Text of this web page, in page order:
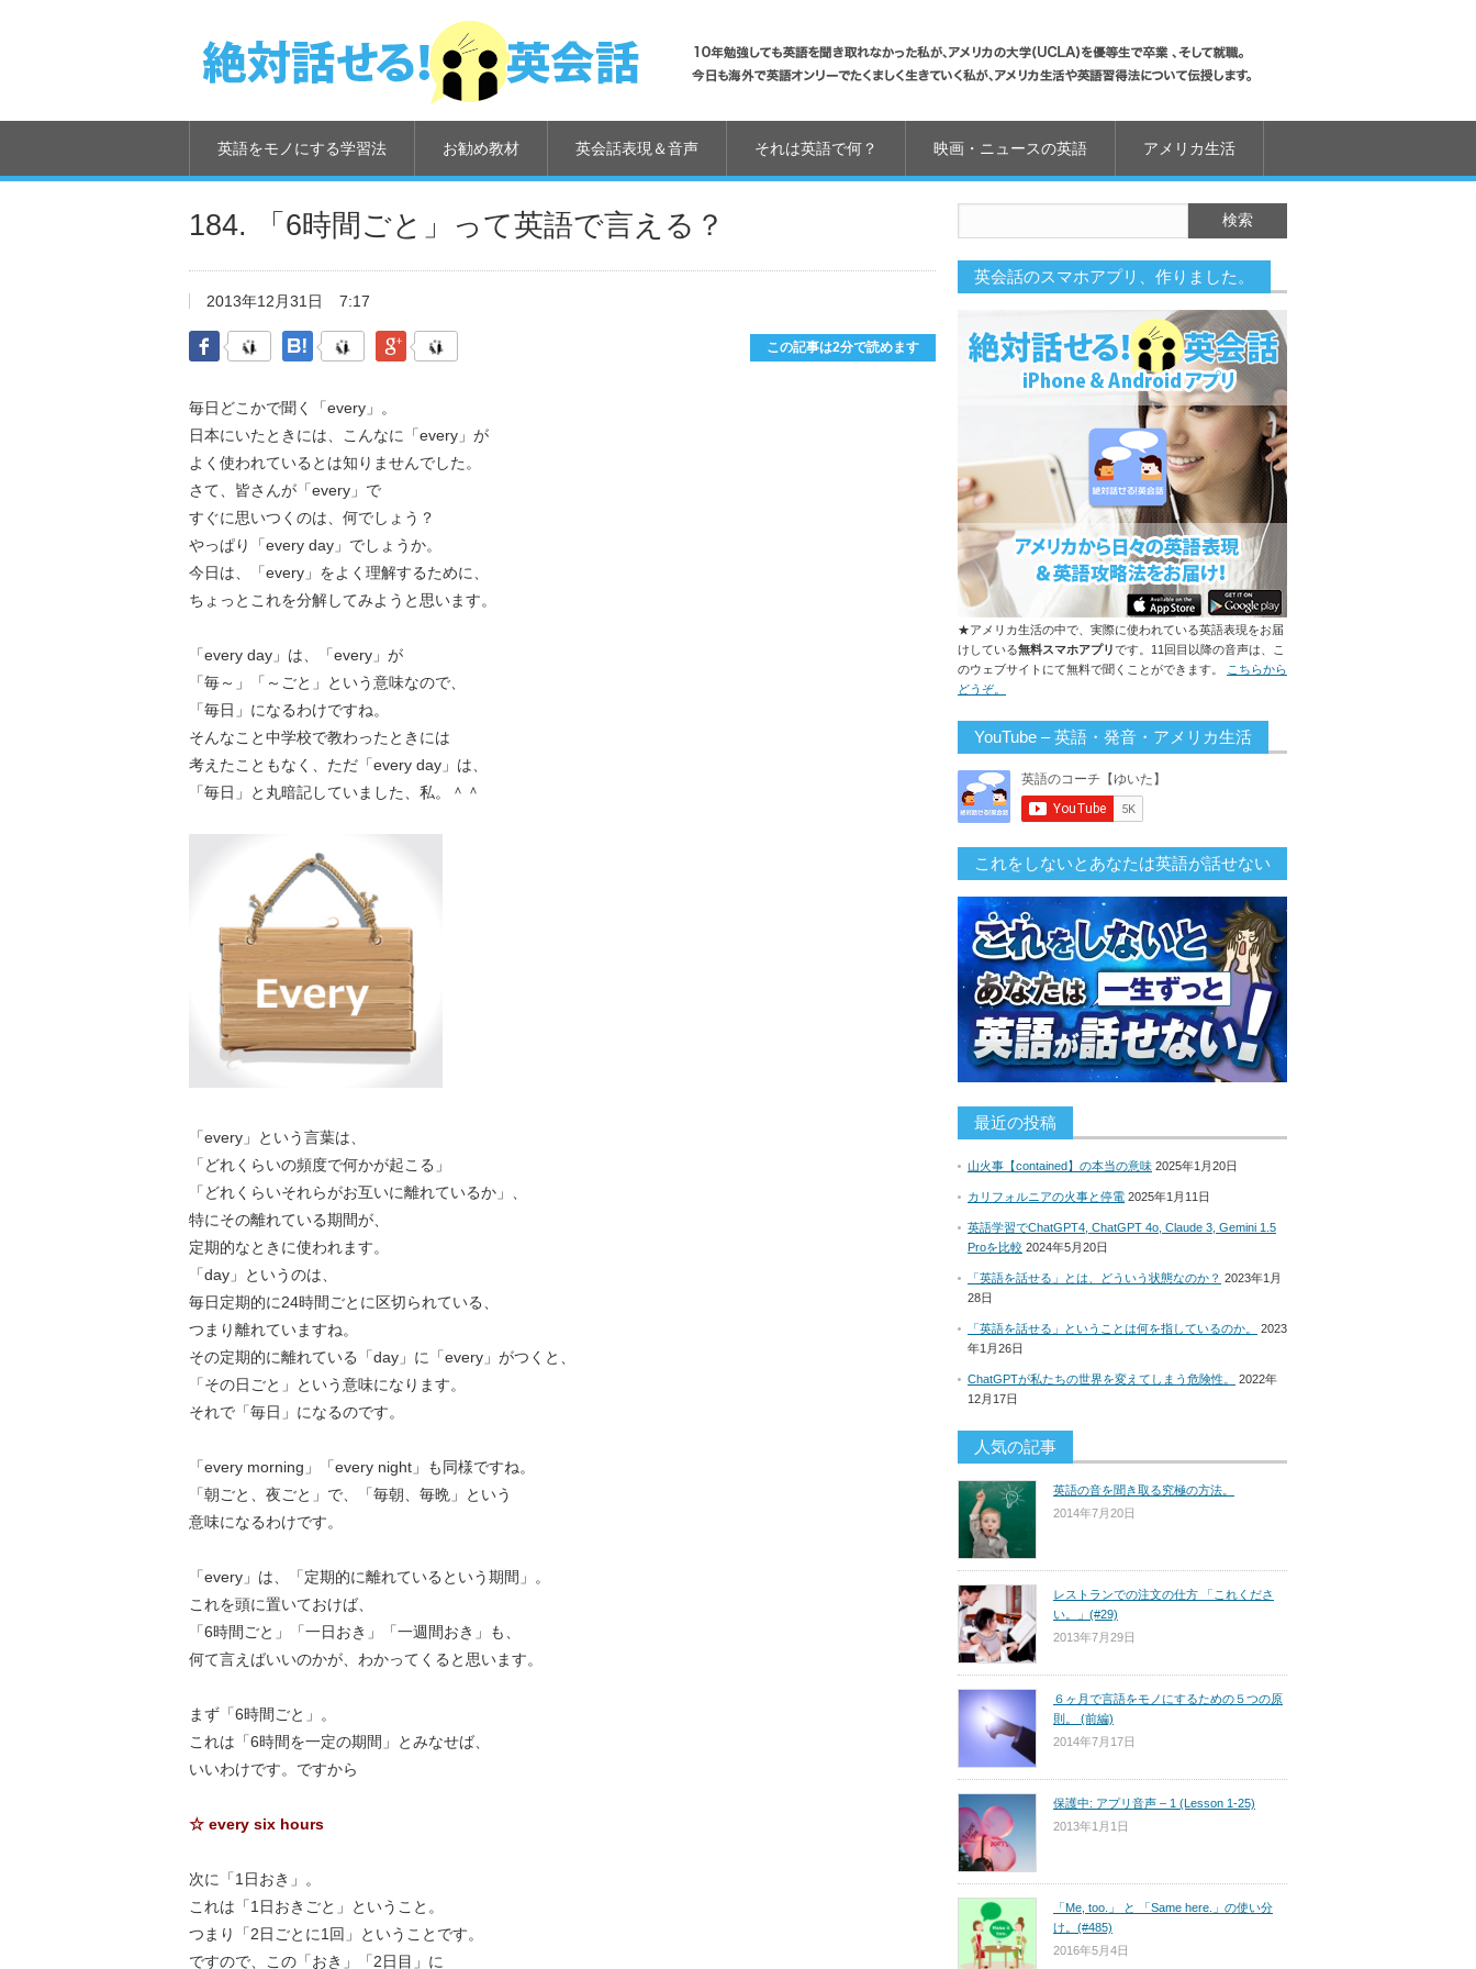
英語をモノにする学習法 お勧め教材 英会話表現＆音声 それは英語で何？ 映画・ニュースの英語 アメリカ生活
184. 「6時間ごと」って英語で言える？
2013年12月31日 7:17
Facebook はてなブックマークGoogle Plus この記事は2分で読めます
毎日どこかで聞く「every」。
日本にいたときには、こんなに「every」が
よく使われているとは知りませんでした。
さて、皆さんが「every」で
すぐに思いつくのは、何でしょう？
やっぱり「every day」でしょうか。
今日は、「every」をよく理解するために、
ちょっとこれを分解してみようと思います。
「every day」は、「every」が
「毎～」「～ごと」という意味なので、
「毎日」になるわけですね。
そんなこと中学校で教わったときには
考えたこともなく、ただ「every day」は、
「毎日」と丸暗記していました、私。＾＾
「every」という言葉は、
「どれくらいの頻度で何かが起こる」
「どれくらいそれらがお互いに離れているか」、
特にその離れている期間が、
定期的なときに使われます。
「day」というのは、
毎日定期的に24時間ごとに区切られている、
つまり離れていますね。
その定期的に離れている「day」に「every」がつくと、
「その日ごと」という意味になります。
それで「毎日」になるのです。
「every morning」「every night」も同様ですね。
「朝ごと、夜ごと」で、「毎朝、毎晩」という
意味になるわけです。
「every」は、「定期的に離れているという期間」。
これを頭に置いておけば、
「6時間ごと」「一日おき」「一週間おき」も、
何て言えばいいのかが、わかってくると思います。
まず「6時間ごと」。
これは「6時間を一定の期間」とみなせば、
いいわけです。ですから
☆ every six hours
次に「1日おき」。
これは「1日おきごと」ということ。
つまり「2日ごとに1回」ということです。
ですので、この「おき」「2日目」に
英会話のスマホアプリ、作りました。
★アメリカ生活の中で、実際に使われている英語表現をお届
けしている無料スマホアプリです。11回目以降の音声は、こ
のウェブサイトにて無料で聞くことができます。
こちらから
どうぞ。
YouTube – 英語・発音・アメリカ生活
これをしないとあなたは英語が話せない
最近の投稿
山火事【contained】の本当の意味 2025年1月20日
カリフォルニアの火事と停電 2025年1月11日
英語学習でChatGPT4, ChatGPT 4o, Claude 3, Gemini 1.5
Proを比較 2024年5月20日
「英語を話せる」とは、どういう状態なのか？ 2023年1月
28日
「英語を話せる」ということは何を指しているのか。
2023
年1月26日
ChatGPTが私たちの世界を変えてしまう危険性。
2022年
12月17日
人気の記事
英語の音を聞き取る究極の方法。
2014年7月20日
レストランでの注文の仕方 「これくださ
い。」(#29)
2013年7月29日
６ヶ月で言語をモノにするための５つの原
則。 (前編)
2014年7月17日
保護中: アプリ音声 – 1 (Lesson 1-25)
2013年1月1日
「Me, too.」 と 「Same here.」の使い分
け。(#485)
2016年5月4日